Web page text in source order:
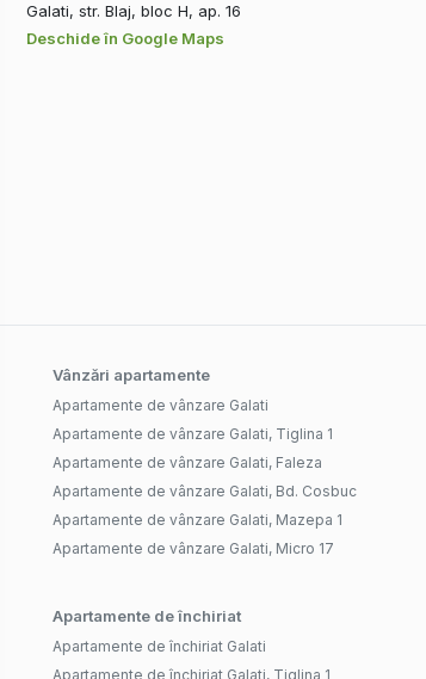
Galati, str. Blaj, bloc H, ap. 16
Deschide în Google Maps
Vânzări apartamente
Apartamente de vânzare Galati
Apartamente de vânzare Galati, Tiglina 1
Apartamente de vânzare Galati, Faleza
Apartamente de vânzare Galati, Bd. Cosbuc
Apartamente de vânzare Galati, Mazepa 1
Apartamente de vânzare Galati, Micro 17
Apartamente de închiriat
Apartamente de închiriat Galati
Apartamente de închiriat Galati, Tiglina 1